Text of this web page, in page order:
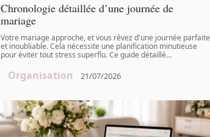
Chronologie détaillée d’une journée de
mariage
Votre mariage approche, et vous rêvez d'une journée parfaite
et inoubliable. Cela nécessite une planification minutieuse
pour éviter tout stress superflu. Ce guide détaillé…
Organisation 21/07/2026